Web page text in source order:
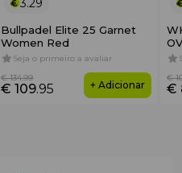
3.29
Bullpadel Elite 25 Garnet
Women Red
Seja o primeiro a avaliar
€ 109.95
€ 134.99
+ Adicionar €
€